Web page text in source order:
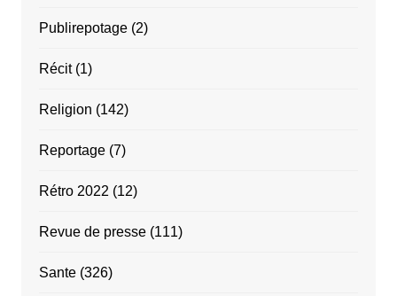
Publirepotage(2)
Récit(1)
Religion (142)
Reportage(7)
Rétro 2022 (12)
Revue de presse(111)
Sante(326)